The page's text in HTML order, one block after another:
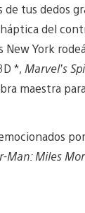
de tus dedos
del
New York
*, Marvel’s
maestra
Man: Miles